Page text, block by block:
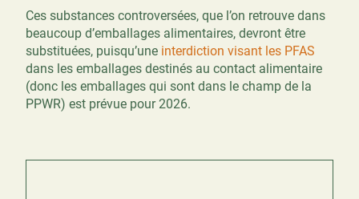
Ces substances controversées, que l’on retrouve dans
beaucoup d’emballages alimentaires, devront être
substituées, puisqu’une interdiction visant les PFAS
dans les emballages destinés au contact alimentaire
(donc les emballages qui sont dans le champ de la
PPWR) est prévue pour 2026.